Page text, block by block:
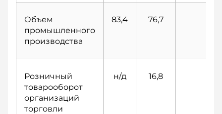
Объем
промышленного
производства
83,4 76,7
Розничный
товарооборот
организаций
торговли
н/д 16,8